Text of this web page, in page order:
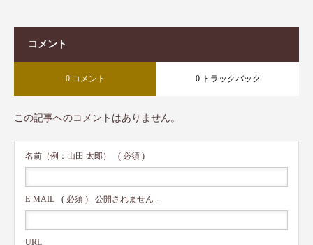
コメント
0 コメント 0 トラックバック
この記事へのコメントはありません。
名前（例：山田 太郎） ( 必須 )
E-MAIL ( 必須 ) - 公開されません -
URL